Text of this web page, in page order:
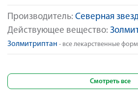
Производитель: Северная
Действующее вещество:
Золмитриптан - все лекарственные
Смотреть все